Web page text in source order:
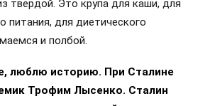
твёрдой. Это крупа для каши, для
питания, для диетического
и полбой.
люблю историю. При Сталине
Трофим Лысенко. Сталин